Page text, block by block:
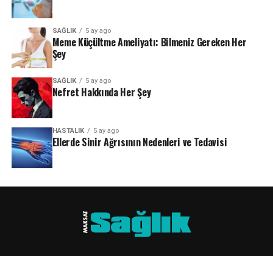
SAĞLIK 5 ay ago
Meme Küçültme Ameliyatı: Bilmeniz Gereken Her
Şey
SAĞLIK 5 ay ago
Nefret Hakkında Her Şey
HASTALIK 5 ay ago
Ellerde Sinir Ağrısının Nedenleri ve Tedavisi